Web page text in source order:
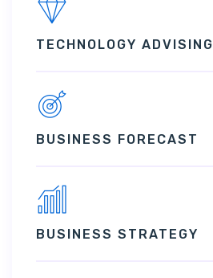
TECHNOLOGY ADVISING
BUSINESS FORECAST
BUSINESS STRATEGY